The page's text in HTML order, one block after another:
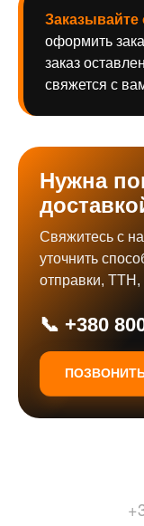
Заказывайте
оформить
заказ
свяжется с
Нужна
Свяжитесь с
уточнить
отправки, ТТН,
📞 +380